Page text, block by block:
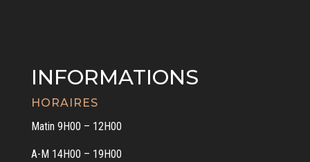
INFORMATIONS
HORAIRES
Matin 9H00 – 12H00
A-M 14H00 – 19H00